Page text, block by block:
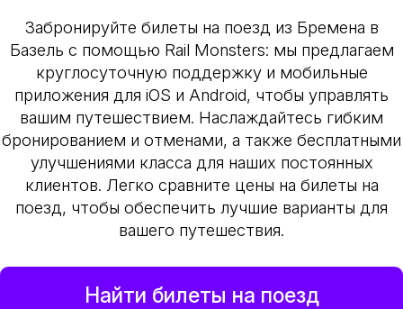
Забронируйте билеты на поезд из Бремена в
Базель с помощью Rail Monsters: мы предлагаем
круглосуточную поддержку и мобильные
приложения для iOS и Android, чтобы управлять
вашим путешествием. Наслаждайтесь гибким
бронированием и отменами, а также бесплатными
улучшениями класса для наших постоянных
клиентов. Легко сравните цены на билеты на
поезд, чтобы обеспечить лучшие варианты для
вашего путешествия.
Найти билеты на поезд